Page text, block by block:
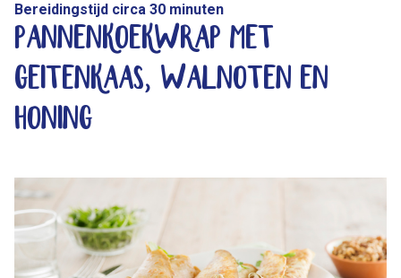
Bereidingstijd circa 30 minuten
Pannenkoekwrap met
geitenkaas, walnoten en
honing